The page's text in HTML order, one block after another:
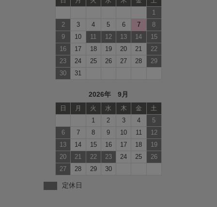
1
2
3 4 5 6 7
8
9
10 11 12 13 14
15
16
17 18 19 20 21
22
23
24 25 26 27 28
29
30
31
2026年 9月
日 月 火 水 木 金
土
1
2 3 4
5
6
7 8 9 10 11
12
13
14 15 16 17 18
19
20
21 22 23 24 25
26
27
28 29 30
定休日